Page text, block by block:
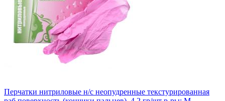
Перчатки нитриловые н/с неопудренные текстурированная